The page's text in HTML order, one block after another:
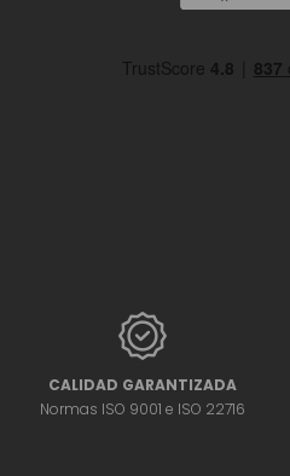
CALIDAD GARANTIZADA
Normas ISO 9001 e ISO 22716